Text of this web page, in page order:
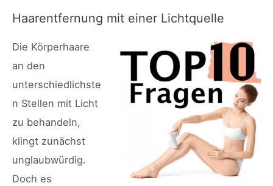
Haarentfernung mit einer Lichtquelle
Die Körperhaare
an den
unterschiedlichste
n Stellen mit Licht
zu behandeln,
klingt zunächst
unglaubwürdig.
Doch es